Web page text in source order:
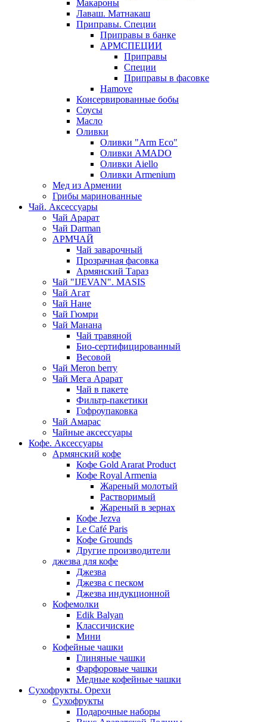
Макароны
Лаваш. Матнакаш
Приправы. Специи
Приправы в банке
АРМСПЕЦИИ
Приправы
Специи
Приправы в фасовке
Hamove
Консервированные бобы
Соусы
Масло
Оливки
Оливки "Arm Eco"
Оливки AMADO
Оливки Aiello
Оливки Armenium
Мед из Армении
Грибы маринованные
Чай. Аксессуары
Чай Арарат
Чай Darman
АРМЧАЙ
Чай заварочный
Прозрачная фасовка
Армянский Тараз
Чай "IJEVAN". MASIS
Чай Агат
Чай Нане
Чай Гюмри
Чай Манана
Чай травяной
Био-сертифицированный
Весовой
Чай Meron berry
Чай Мега Арарат
Чай в пакете
Фильтр-пакетики
Гофроупаковка
Чай Амарас
Чайные аксессуары
Кофе. Аксессуары
Армянский кофе
Кофе Gold Ararat Product
Кофе Royal Armenia
Жареный молотый
Растворимый
Жареный в зернах
Кофе Jezva
Le Café Paris
Кофе Grounds
Другие производители
джезва для кофе
Джезва
Джезва с песком
Джезва индукционной
Кофемолки
Edik Balyan
Классичиские
Мини
Кофейные чашки
Глиняные чашки
Фарфоровые чашки
Медные кофейные чашки
Сухофрукты. Орехи
Сухофрукты
Подарочные наборы